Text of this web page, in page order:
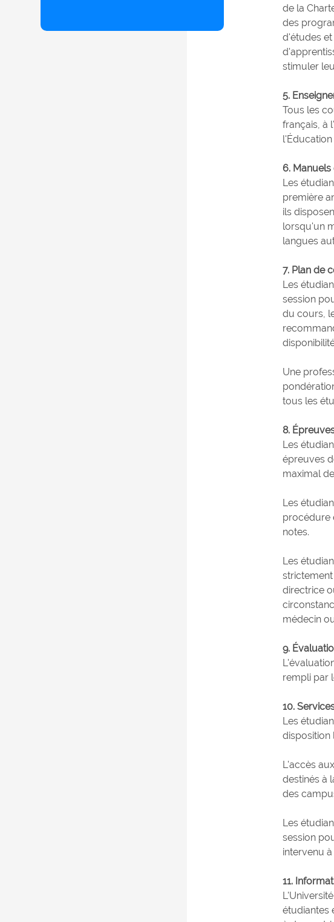
de la
des
d'études
stimuler
5.
Tous les
français, à
6. Manuels
Les
première
ils
lorsqu'un
langues
7. Plan de
Les
session
du cours,
Une
tous les
8.
Les
épreuves
maximal
Les
procédure
notes.
Les
directrice
médecin
9.
rempli par
10.
Les
disposition
L'accès
destinés à
des
Les
session
intervenu à
11.
étudiantes